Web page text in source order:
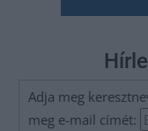
Adja meg
meg e-mail címét: